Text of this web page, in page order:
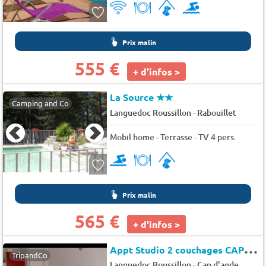
Prix malin
555 € + d'infos >
Camping and Co La Source★★
Languedoc Roussillon- Rabouillet
Mobil home - Terrasse - TV 4 pers.
Prix malin
565 € + d'infos >
TripandCo A
ppt Studio 2 couchages CAP D'AGDE - Residence hotel. saint clair